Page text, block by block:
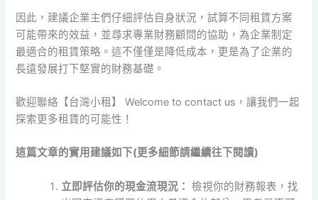
因此，建議企業主們仔細評估自身狀況，試算不同租賃方案
可能帶來的效益，並尋求專業財務顧問的協助，為企業制定
最適合的租賃策略。這不僅僅是降低成本，更是為了企業的
長遠發展打下堅實的財務基礎。
歡迎聯絡【台灣小租】 Welcome to contact us，讓我們一起
探索更多租賃的可能性！
這篇文章的實用建議如下(更多細節請繼續往下閱讀)
立即評估你的現金流現況： 檢視你的財務報表，找